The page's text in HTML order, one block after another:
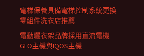
電梯保養具備電梯控制系統更換
零組件洗衣店推薦
電動曬衣架品牌採用直流電機
GLO主機與IQOS主機